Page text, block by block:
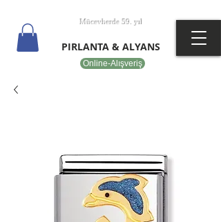
Online-Alışveriş
Mücevherde 59. yıl
PIRLANTA & ALYANS